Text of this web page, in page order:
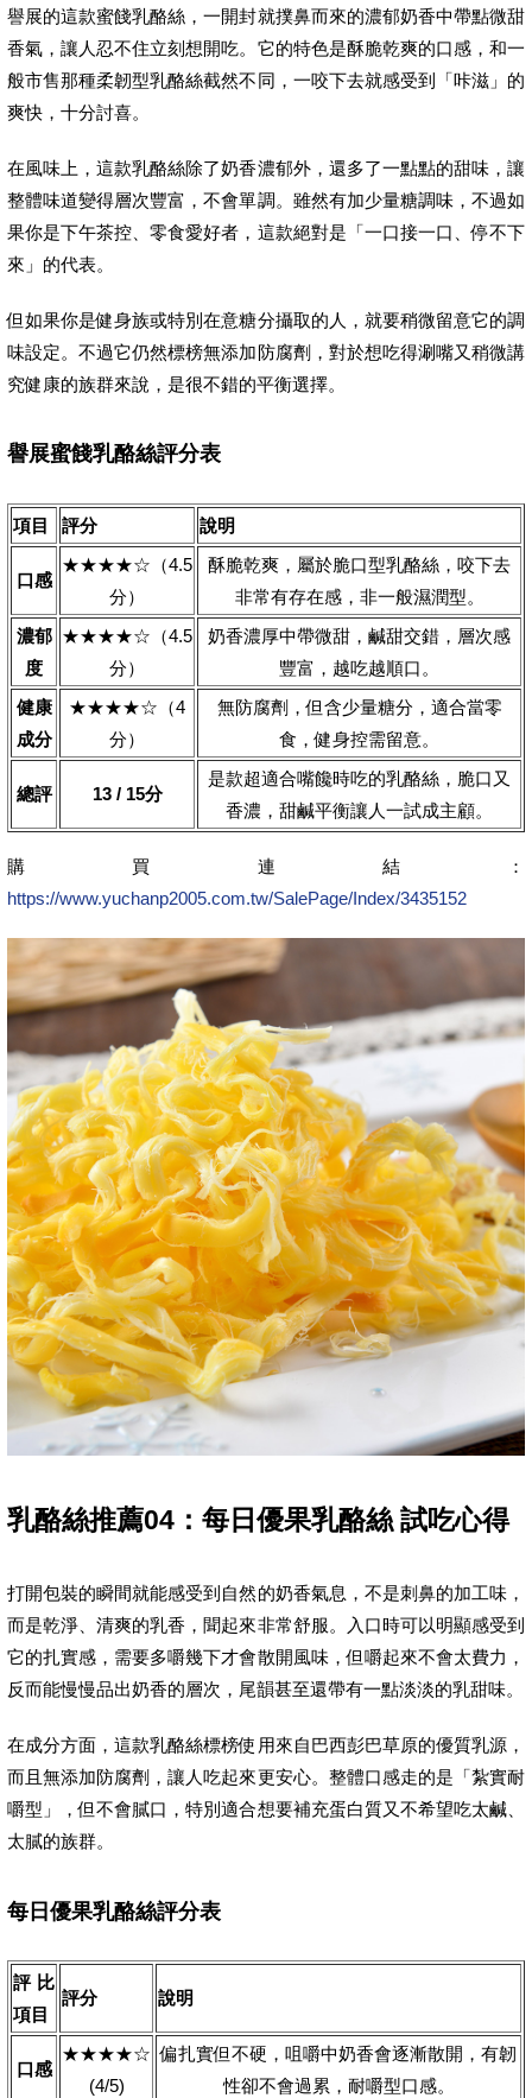
譽展的這款蜜餞乳酪絲，一開封就撲鼻而來的濃郁奶香中帶點微甜
香氣，讓人忍不住立刻想開吃。它的特色是酥脆乾爽的口感，和一
般市售那種柔韌型乳酪絲截然不同，一咬下去就感受到「咔滋」的
爽快，十分討喜。
在風味上，這款乳酪絲除了奶香濃郁外，還多了一點點的甜味，讓
整體味道變得層次豐富，不會單調。雖然有加少量糖調味，不過如
果你是下午茶控、零食愛好者，這款絕對是「一口接一口、停不下
來」的代表。
但如果你是健身族或特別在意糖分攝取的人，就要稍微留意它的調
味設定。不過它仍然標榜無添加防腐劑，對於想吃得涮嘴又稍微講
究健康的族群來說，是很不錯的平衡選擇。
譽展蜜餞乳酪絲評分表
項目 評分 說明
口感
★★★★☆（4.5
分）
酥脆乾爽，屬於脆口型乳酪絲，咬下去
非常有存在感，非一般濕潤型。
濃郁
度
★★★★☆（4.5
分）
奶香濃厚中帶微甜，鹹甜交錯，層次感
豐富，越吃越順口。
健康
成分
★★★★☆️（4
分）
無防腐劑，但含少量糖分，適合當零
食，健身控需留意。
總評 13 / 15分
是款超適合嘴饞時吃的乳酪絲，脆口又
香濃，甜鹹平衡讓人一試成主顧。
購買連結：
https://www.yuchanp2005.com.tw/SalePage/Index/3435152
乳酪絲推薦04：每日優果乳酪絲 試吃心得
打開包裝的瞬間就能感受到自然的奶香氣息，不是刺鼻的加工味，
而是乾淨、清爽的乳香，聞起來非常舒服。入口時可以明顯感受到
它的扎實感，需要多嚼幾下才會散開風味，但嚼起來不會太費力，
反而能慢慢品出奶香的層次，尾韻甚至還帶有一點淡淡的乳甜味。
在成分方面，這款乳酪絲標榜使用來自巴西彭巴草原的優質乳源，
而且無添加防腐劑，讓人吃起來更安心。整體口感走的是「紮實耐
嚼型」，但不會膩口，特別適合想要補充蛋白質又不希望吃太鹹、
太膩的族群。
每日優果乳酪絲評分表
評比
項目
評分 說明
口感
★★★★☆
(4/5)
偏扎實但不硬，咀嚼中奶香會逐漸散開，有韌
性卻不會過累，耐嚼型口感。